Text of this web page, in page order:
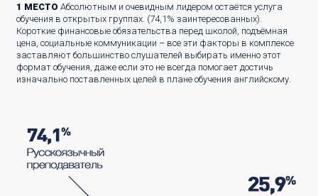
1 МЕСТО Абсолютным и очевидным лидером остаётся услуга
обучения в открытых группах. (74,1% заинтересованных).
Короткие финансовые обязательства перед школой, подъёмная
цена, социальные коммуникации – все эти факторы в комплексе
заставляют большинство слушателей выбирать именно этот
формат обучения, даже если это не всегда помогает достичь
изначально поставленных целей в плане обучения английскому.